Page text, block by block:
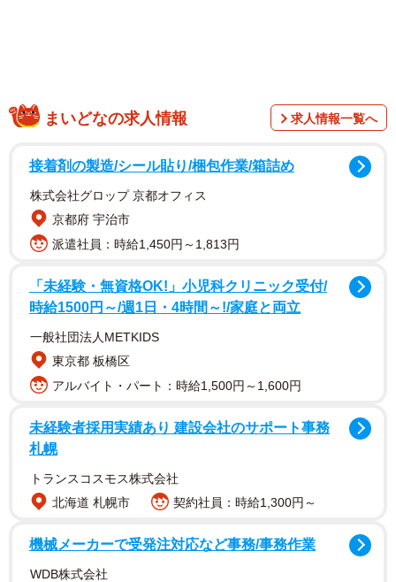
sanashi___さんによると、ガッツリつけているのか、待合
室全てがその匂いで包まれていたそうで、残り香もすごか
中であったことから、この匂いはかなりしんどかったそう
です。
この投稿に、
室で待たせて欲しいっていったら看護師さんその匂いの元
の人間を移動させてました！」
まいどなの求人情報 求人情報一覧へ
接着剤の製造/シール貼り/梱包作業/箱詰め
株式会社グロップ 京都オフィス
京都府 宇治市
派遣社員：時給1,450円～1,813円
「未経験・無資格OK!」小児科クリニック受付/
時給1500円～/週1日・4時間～!/家庭と両立
一般社団法人METKIDS
東京都 板橋区
アルバイト・パート：時給1,500円～1,600円
未経験者採用実績あり 建設会社のサポート事務
札幌
トランスコスモス株式会社
北海道 札幌市
契約社員：時給1,300円～
機械メーカーで受発注対応など事務/事務作業
WDB株式会社